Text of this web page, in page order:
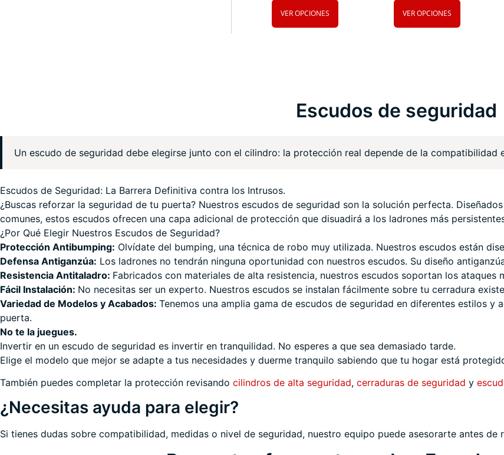
cliente
VER OPCIONES VER OPCIONES
Escudos de seguridad
Un escudo de seguridad debe elegirse junto con el cilindro: la protección real depende de la
Escudos de Seguridad: La Barrera Definitiva contra los Intrusos.
¿Buscas reforzar la seguridad de tu puerta? Nuestros escudos de seguridad son la solución perfecta.
comunes, estos escudos ofrecen una capa adicional de protección que disuadirá a los ladrones más
¿Por Qué Elegir Nuestros Escudos de Seguridad?
Protección Antibumping: Olvídate del bumping, una técnica de robo muy utilizada. Nuestros escudos están
Defensa Antiganzúa: Los ladrones no tendrán ninguna oportunidad con nuestros escudos. Su diseño
Resistencia Antitaladro: Fabricados con materiales de alta resistencia, nuestros escudos soportan los ataques
Fácil Instalación: No necesitas ser un experto. Nuestros escudos se instalan fácilmente sobre tu cerradura
Variedad de Modelos y Acabados: Tenemos una amplia gama de escudos de seguridad en diferentes estilos y
puerta.
No te la juegues.
Invertir en un escudo de seguridad es invertir en tranquilidad. No esperes a que sea demasiado tarde.
Elige el modelo que mejor se adapte a tus necesidades y duerme tranquilo sabiendo que tu hogar está
También puedes completar la protección revisando cilindros de alta seguridad, cerraduras de seguridad y
¿Necesitas ayuda para elegir?
Si tienes dudas sobre compatibilidad, medidas o nivel de seguridad, nuestro equipo puede asesorarte antes de